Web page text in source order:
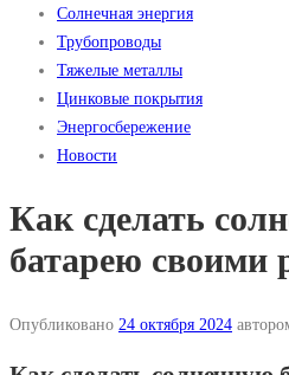
Солнечная энергия
Трубопроводы
Тяжелые металлы
Цинковые покрытия
Энергосбережение
Новости
Как сделать
батарею своими
Опубликовано 24 октября 2024